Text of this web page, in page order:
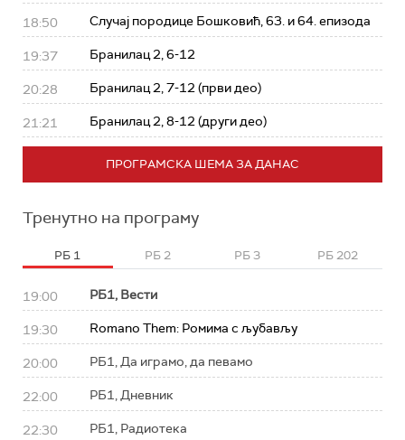
18:50 Случај породице Бошковић, 63. и 64. епизода
19:37 Бранилац 2, 6-12
20:28 Бранилац 2, 7-12 (први део)
21:21 Бранилац 2, 8-12 (други део)
ПРОГРАМСКА ШЕМА ЗА ДАНАС
Тренутно на програму
РБ 1 РБ 2 РБ 3 РБ 202
19:00 РБ1, Вести
19:30 Romano Them: Ромима с љубављу
20:00 РБ1, Да играмо, да певамо
22:00 РБ1, Дневник
22:30 РБ1, Радиотека